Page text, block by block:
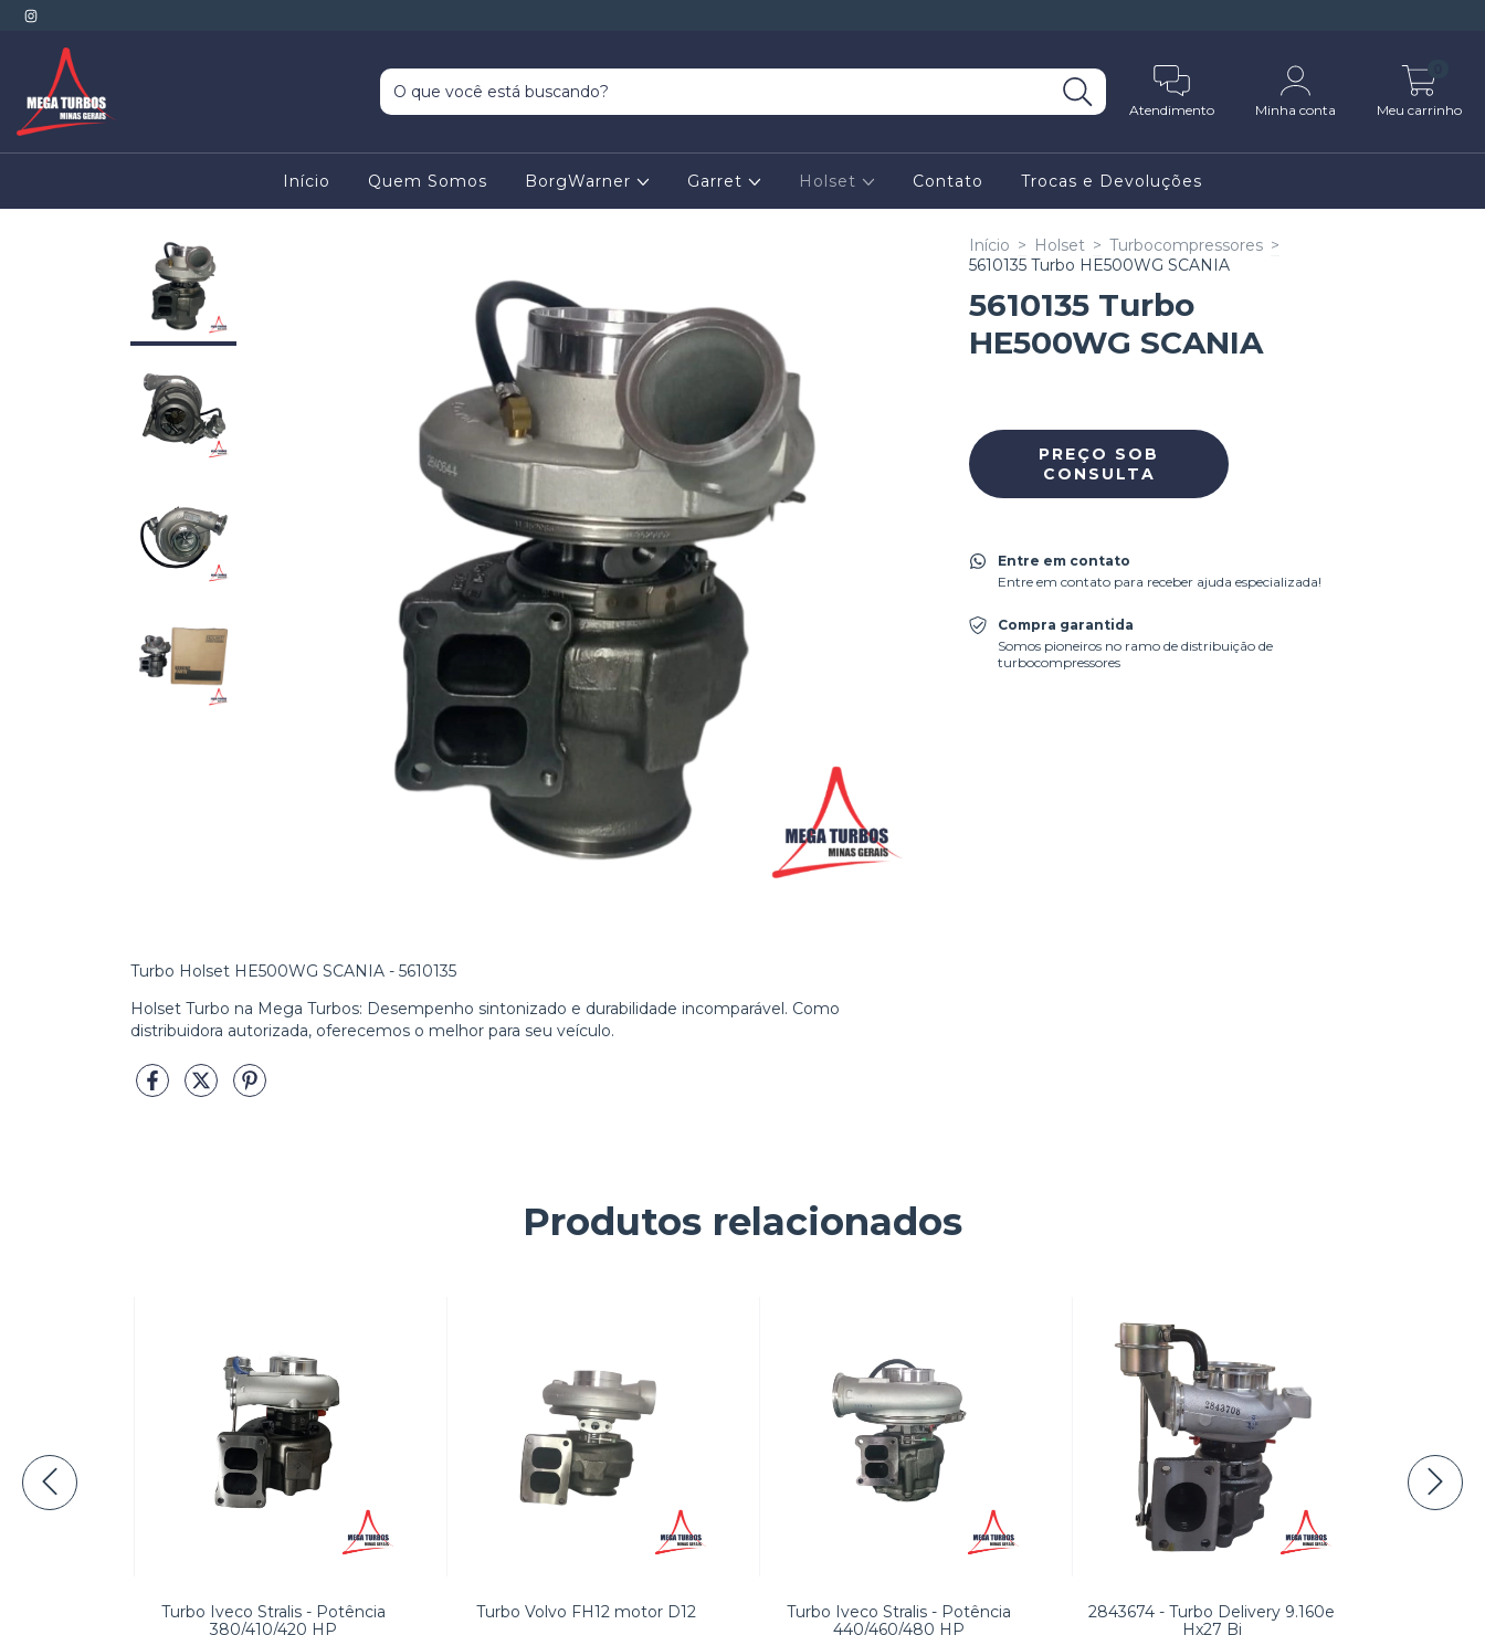
Atendimento Minha conta Meu carrinho
Início Quem Somos BorgWarner Garret Holset Contato Trocas e Devoluções
Turbo Holset HE500WG SCANIA - 5610135
Holset Turbo na Mega Turbos: Desempenho sintonizado e durabilidade incomparável. Como
distribuidora autorizada, oferecemos o melhor para seu veículo.
Início > Holset > Turbocompressores >
5610135 Turbo HE500WG SCANIA
5610135 Turbo
HE500WG SCANIA
Entre em contato
Entre em contato para receber ajuda especializada!
Compra garantida
Somos pioneiros no ramo de distribuição de
turbocompressores
Produtos relacionados
Turbo Iveco Stralis - Potência
380/410/420 HP
Turbo Volvo FH12 motor D12
Turbo Iveco Stralis - Potência
440/460/480 HP
2843674 - Turbo Delivery 9.160e
Hx27 Bi